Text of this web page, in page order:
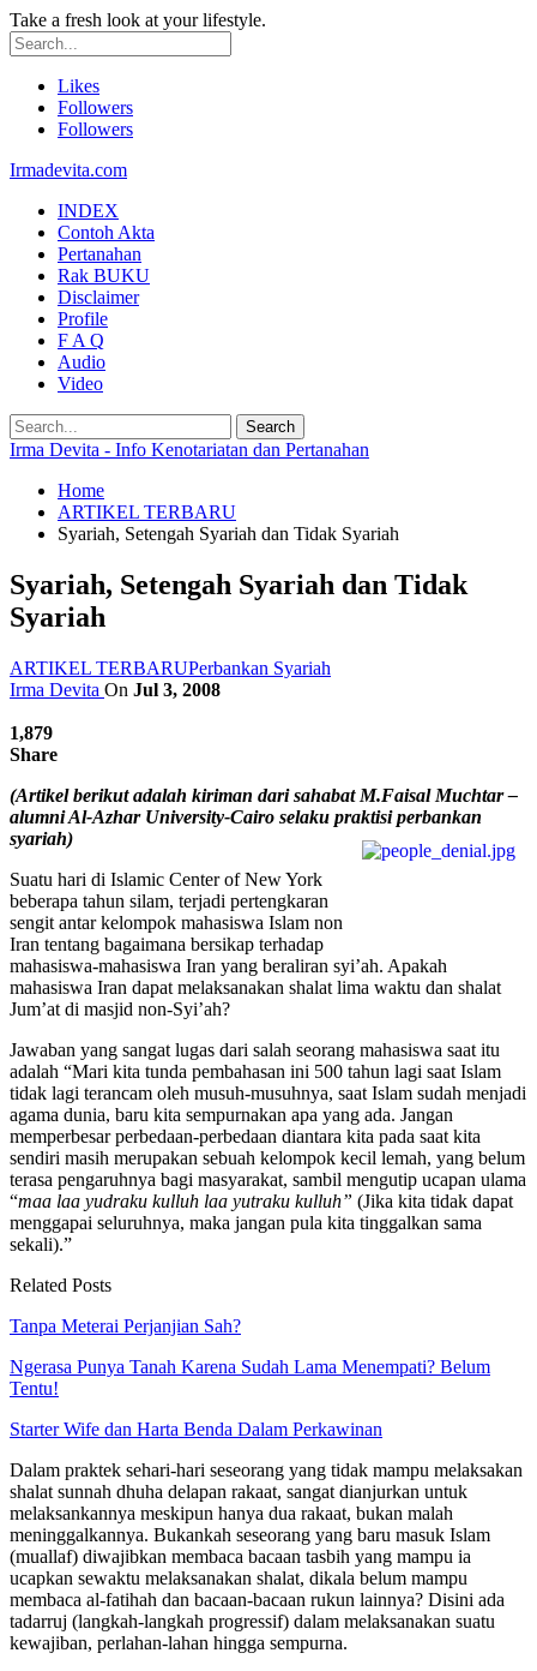
Take a fresh look at your lifestyle.
Likes
Followers
Followers
Irmadevita.com
INDEX
Contoh Akta
Pertanahan
Rak BUKU
Disclaimer
Profile
F A Q
Audio
Video
Irma Devita - Info Kenotariatan dan Pertanahan
Home
ARTIKEL TERBARU
Syariah, Setengah Syariah dan Tidak Syariah
Syariah, Setengah Syariah dan Tidak
Syariah
ARTIKEL TERBARUPerbankan Syariah
Irma Devita On Jul 3, 2008
1,879
Share
(Artikel berikut adalah kiriman dari sahabat M.Faisal Muchtar –
alumni Al-Azhar University-Cairo selaku praktisi perbankan
syariah)
Suatu hari di Islamic Center of New York
beberapa tahun silam, terjadi pertengkaran
sengit antar kelompok mahasiswa Islam non
Iran tentang bagaimana bersikap terhadap
mahasiswa-mahasiswa Iran yang beraliran syi’ah. Apakah
mahasiswa Iran dapat melaksanakan shalat lima waktu dan shalat
Jum’at di masjid non-Syi’ah?
Jawaban yang sangat lugas dari salah seorang mahasiswa saat itu
adalah “Mari kita tunda pembahasan ini 500 tahun lagi saat Islam
tidak lagi terancam oleh musuh-musuhnya, saat Islam sudah menjadi
agama dunia, baru kita sempurnakan apa yang ada. Jangan
memperbesar perbedaan-perbedaan diantara kita pada saat kita
sendiri masih merupakan sebuah kelompok kecil lemah, yang belum
terasa pengaruhnya bagi masyarakat, sambil mengutip ucapan ulama
“maa laa yudraku kulluh laa yutraku kulluh” (Jika kita tidak dapat
menggapai seluruhnya, maka jangan pula kita tinggalkan sama
sekali).”
Related Posts
Tanpa Meterai Perjanjian Sah?
Ngerasa Punya Tanah Karena Sudah Lama Menempati? Belum
Tentu!
Starter Wife dan Harta Benda Dalam Perkawinan
Dalam praktek sehari-hari seseorang yang tidak mampu melaksakan
shalat sunnah dhuha delapan rakaat, sangat dianjurkan untuk
melaksankannya meskipun hanya dua rakaat, bukan malah
meninggalkannya. Bukankah seseorang yang baru masuk Islam
(muallaf) diwajibkan membaca bacaan tasbih yang mampu ia
ucapkan sewaktu melaksanakan shalat, dikala belum mampu
membaca al-fatihah dan bacaan-bacaan rukun lainnya? Disini ada
tadarruj (langkah-langkah progressif) dalam melaksanakan suatu
kewajiban, perlahan-lahan hingga sempurna.